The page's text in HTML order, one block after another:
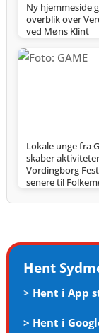
Ny hjemmeside
overblik over
ved Møns Klint
Lokale unge fra
skaber
Vordingborg
senere til
Hent
> Hent i App
> Hent i